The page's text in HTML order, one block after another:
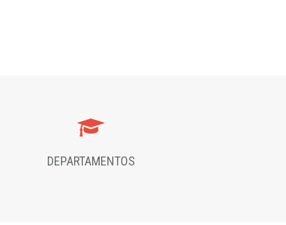
DEPARTAMENTOS